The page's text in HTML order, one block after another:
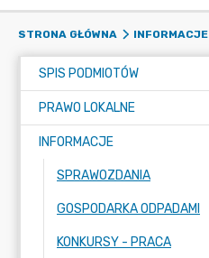
STRONA GŁÓWNA INFORMACJE
SPIS PODMIOTÓW
PRAWO LOKALNE
INFORMACJE
SPRAWOZDANIA
GOSPODARKA ODPADAMI
KONKURSY - PRACA